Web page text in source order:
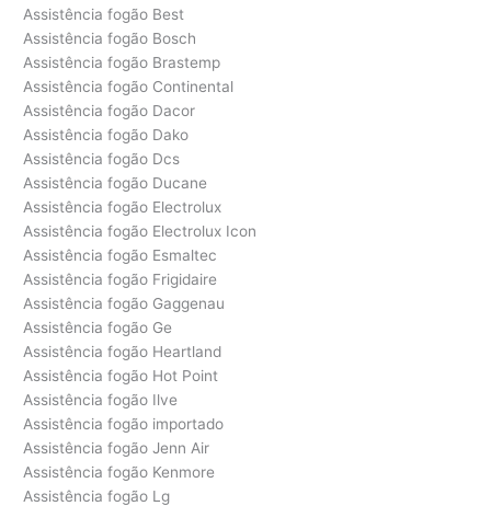
Assistência fogão Best
Assistência fogão Bosch
Assistência fogão Brastemp
Assistência fogão Continental
Assistência fogão Dacor
Assistência fogão Dako
Assistência fogão Dcs
Assistência fogão Ducane
Assistência fogão Electrolux
Assistência fogão Electrolux Icon
Assistência fogão Esmaltec
Assistência fogão Frigidaire
Assistência fogão Gaggenau
Assistência fogão Ge
Assistência fogão Heartland
Assistência fogão Hot Point
Assistência fogão Ilve
Assistência fogão importado
Assistência fogão Jenn Air
Assistência fogão Kenmore
Assistência fogão Lg